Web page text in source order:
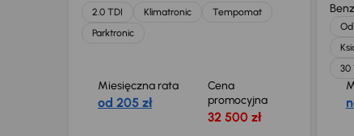
2.0 TDI Klimatronic
Tempomat
Parktronic
Miesięczna rata
od 205 zł
Cena
promocyjna
32 500 zł
30